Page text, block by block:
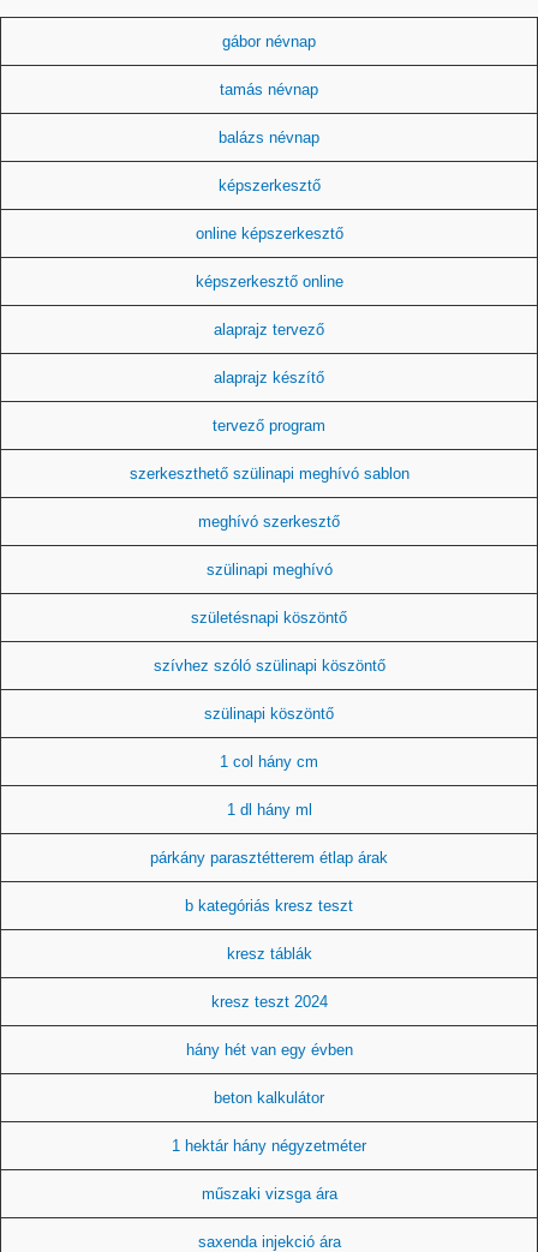
gábor névnap
tamás névnap
balázs névnap
képszerkesztő
online képszerkesztő
képszerkesztő online
alaprajz tervező
alaprajz készítő
tervező program
szerkeszthető szülinapi meghívó sablon
meghívó szerkesztő
szülinapi meghívó
születésnapi köszöntő
szívhez szóló szülinapi köszöntő
szülinapi köszöntő
1 col hány cm
1 dl hány ml
párkány parasztétterem étlap árak
b kategóriás kresz teszt
kresz táblák
kresz teszt 2024
hány hét van egy évben
beton kalkulátor
1 hektár hány négyzetméter
műszaki vizsga ára
saxenda injekció ára